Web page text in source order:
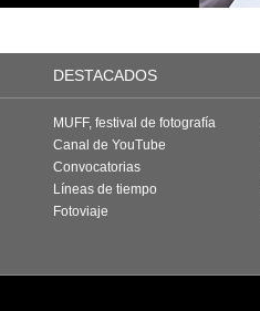
DESTACADOS
MUFF, festival de fotografía
Canal de YouTube
Convocatorias
Líneas de tiempo
Fotoviaje